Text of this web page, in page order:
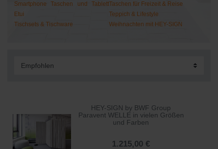
Smartphone Taschen und Tablett
Etui
Taschen für Freizeit & Reise
Teppich & Lifestyle
Tischsets & Tischware
Weihnachten mit HEY-SIGN
HEY-SIGN by BWF Group
Paravent WELLE in vielen Größen
und Farben
1.215,00 €